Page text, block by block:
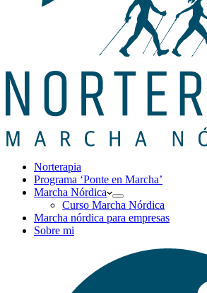
Norterapia
Programa ‘Ponte en Marcha’
Marcha Nórdica
Curso Marcha Nórdica
Marcha nórdica para empresas
Sobre mi